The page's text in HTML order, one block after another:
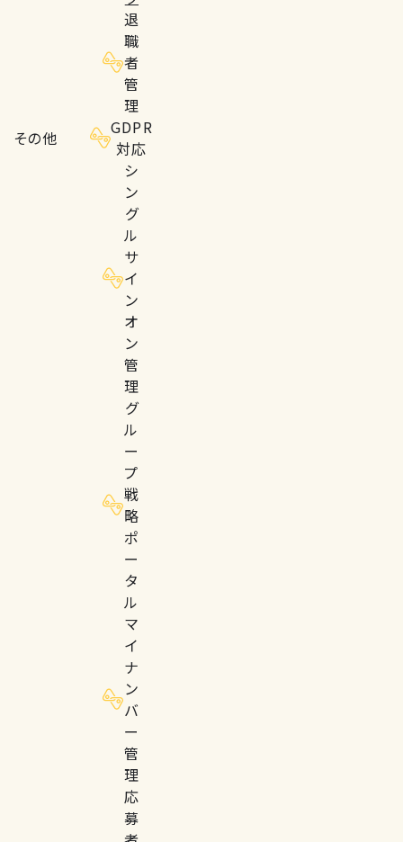
その他
退
職
者
管
理
GDPR
対応
シ
ン
グ
ル
サ
イ
ン
オ
ン
管
理
グ
ル
ー
プ
戦
略
ポ
ー
タ
ル
マ
イ
ナ
ン
バ
ー
管
理
応
募